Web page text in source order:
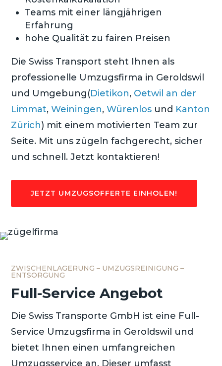
Teams mit einer längjährigen
Erfahrung
hohe Qualität zu fairen Preisen
Die Swiss Transport steht Ihnen als
professionelle Umzugsfirma in Geroldswil
und Umgebung(Dietikon, Oetwil an der
Limmat,Weiningen,Würenlos und Kanton
Zürich) mit einem motivierten Team zur
Seite. Mit uns zügeln fachgerecht, sicher
und schnell. Jetzt kontaktieren!
JETZT UMZUGSOFFERTE EINHOLEN!
ZWISCHENLAGERUNG – UMZUGSREINIGUNG –
ENTSORGUNG
Full-Service Angebot
Die Swiss Transporte GmbH ist eine Full-
Service Umzugsfirma in Geroldswil und
bietet Ihnen einen umfangreichen
Umzugsservice an. Dieser umfasst